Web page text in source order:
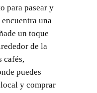
para pasear y
una
un toque
de la
cafés,
puedes
y comprar